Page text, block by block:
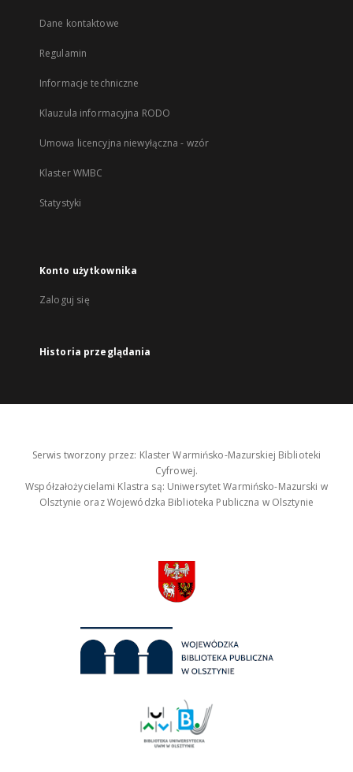
Dane kontaktowe
Regulamin
Informacje techniczne
Klauzula informacyjna RODO
Umowa licencyjna niewyłączna - wzór
Klaster WMBC
Statystyki
Konto użytkownika
Zaloguj się
Historia przeglądania
Serwis tworzony przez: Klaster Warmińsko-Mazurskiej Biblioteki
Cyfrowej.
Współzałożycielami Klastra są: Uniwersytet Warmińsko-Mazurski w
Olsztynie oraz Wojewódzka Biblioteka Publiczna w Olsztynie